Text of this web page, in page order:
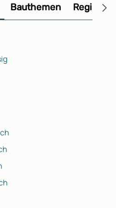
Bauthemen